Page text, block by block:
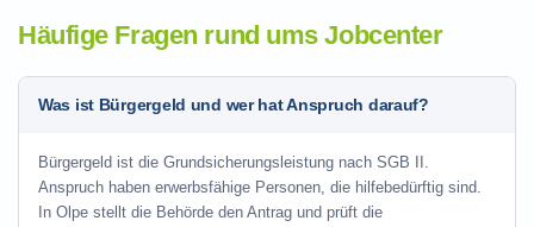
Häufige Fragen rund ums Jobcenter
Was ist Bürgergeld und wer hat Anspruch darauf?
Bürgergeld ist die Grundsicherungsleistung nach SGB II.
Anspruch haben erwerbsfähige Personen, die hilfebedürftig sind.
In Olpe stellt die Behörde den Antrag und prüft die